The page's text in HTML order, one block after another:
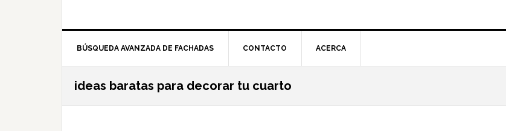
BÚSQUEDA AVANZADA DE FACHADAS CONTACTO ACERCA
ideas baratas para decorar tu cuarto